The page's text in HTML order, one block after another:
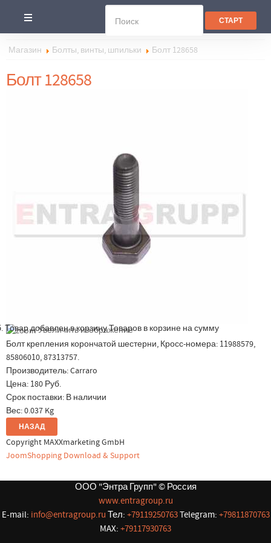
Товар добавлен в корзинуТоваров в корзине на сумму
Магазин Болты, винты, шпильки Болт 128658
Болт 128658
Увеличить изображение
Болт крепления корончатой шестерни, Кросс-номера: 11988579,
85806010, 87313757.
Производитель:Carraro
Цена: 180 Руб.
Срок поставки: В наличии
Вес:0.037 Kg
Copyright MAXXmarketing GmbH
JoomShopping Download & Support
ООО "Энтра Групп" © Россия
www.entragroup.ru
E-mail: info@entragroup.ru Тел: +79119250763Telegram: +79811870763
MAX: +79117930763